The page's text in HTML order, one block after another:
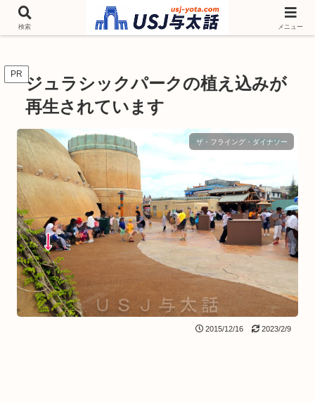
チケットやシーズンイベント ニンテンドーワールド アトラクションなどユニ
バを歩いて情報収集しています
PR ジュラシックパークの植え込みが
再生されています
ザ・フライング・ダイナソー
2015/12/16 2023/2/9
検索 メニュー